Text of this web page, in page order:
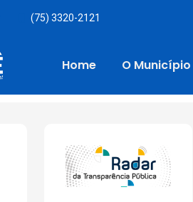
(75) 3320-2121
Home O Município